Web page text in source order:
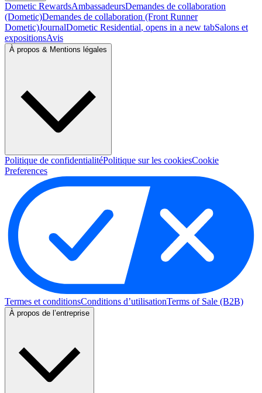
Dometic RewardsAmbassadeursDemandes de collaboration
(Dometic)Demandes de collaboration (Front Runner
Dometic)JournalDometic Residential, opens in a new tabSalons et
expositionsAvis
À propos & Mentions légales
Politique de confidentialitéPolitique sur les cookiesCookie
Preferences
Termes et conditionsConditions d’utilisationTerms of Sale (B2B)
À propos de l’entreprise